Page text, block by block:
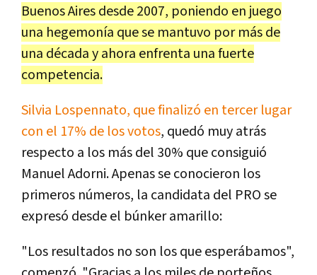
Buenos Aires desde 2007, poniendo en juego
una hegemonía que se mantuvo por más de
una década y ahora enfrenta una fuerte
competencia.
Silvia Lospennato, que finalizó en tercer lugar
con el 17% de los votos, quedó muy atrás
respecto a los más del 30% que consiguió
Manuel Adorni. Apenas se conocieron los
primeros números, la candidata del PRO se
expresó desde el búnker amarillo:
"Los resultados no son los que esperábamos",